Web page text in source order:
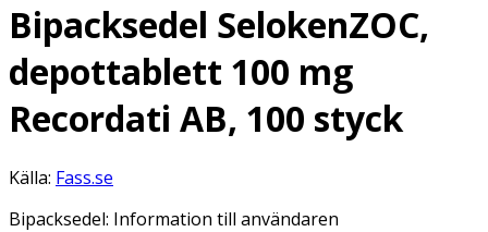
Bipacksedel SelokenZOC,
depottablett 100 mg
Recordati AB, 100 styck
Källa: Fass.se
Bipacksedel: Information till användaren